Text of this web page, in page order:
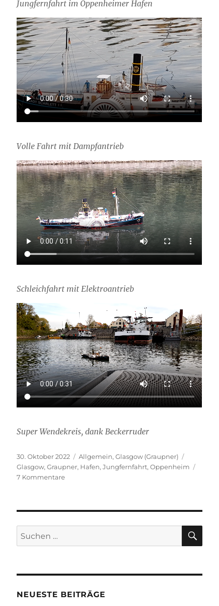
Jungfernfahrt im Oppenheimer Hafen
Volle Fahrt mit Dampfantrieb
Schleichfahrt mit Elektroantrieb
Super Wendekreis, dank Beckerruder
Veröffentlicht
am
30. Oktober 2022 Kategorien
Allgemein,Glasgow (Graupner)
Glasgow,Graupner, Hafen,Jungfernfahrt,Oppenheim
7 Kommentarezu
Suchen
nach:
NEUESTE BEITRÄGE